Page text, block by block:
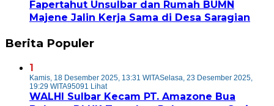
Fapertahut Unsulbar dan Rumah BUMN
Majene Jalin Kerja Sama di Desa Saragian
Berita Populer
1
Kamis, 18 Desember 2025, 13:31 WITASelasa, 23 Desember 2025,
19:29 WITA95091 Lihat
WALHI Sulbar Kecam PT. Amazone Bua